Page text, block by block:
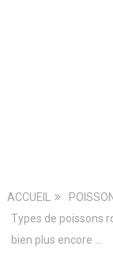
ACCUEIL
Types de poissons
bien plus encore …